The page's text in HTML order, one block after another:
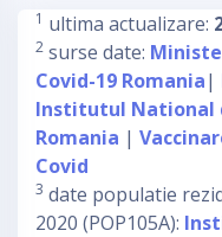
1 ultima actualizare:
2 surse date:
Covid-19 Romania|
Institutul National
Romania |
Covid
3 date populatie
2020 (POP105A):